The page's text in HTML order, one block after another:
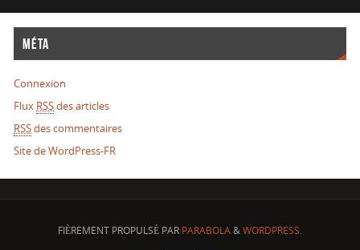
MÉTA
Connexion
Flux RSSdes articles
RSSdes commentaires
Site de WordPress-FR
FIÈREMENT PROPULSÉ PAR PARABOLA&WORDPRESS.